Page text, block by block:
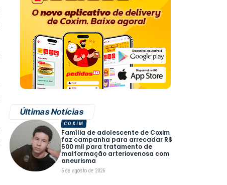
Últimas Notícias
Família de adolescente de Coxim
faz campanha para arrecadar R$
500 mil para tratamento de
malformação arteriovenosa com
aneurisma
6 de agosto de 2026
COXIM